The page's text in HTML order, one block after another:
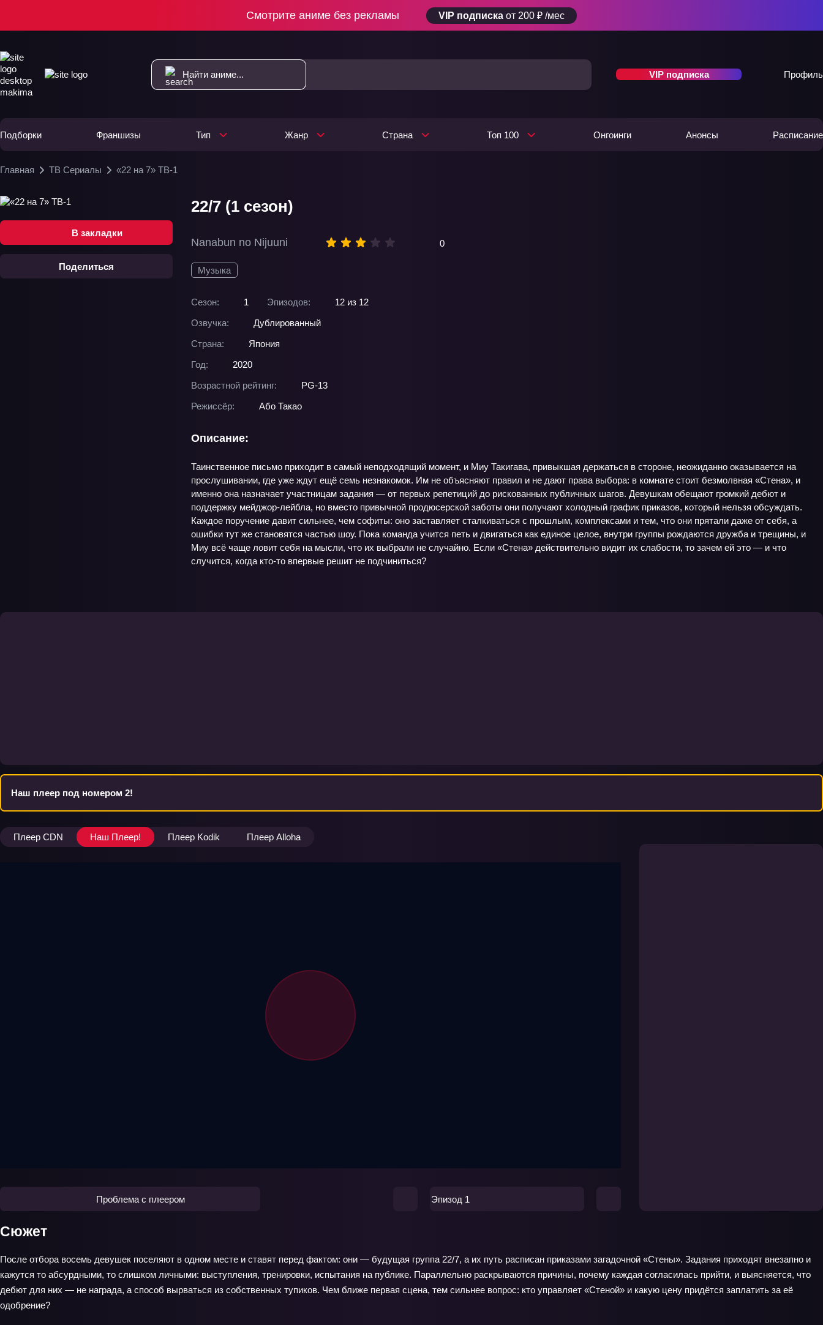
Смотрите аниме без рекламы VIP подписка от 200 ₽ /мес
VIP подписка Профиль
Подборки Франшизы Тип Жанр Страна Топ 100 Онгоинги Анонсы Расписание
Главная ТВ Сериалы «22 на 7» ТВ-1
В закладки
Поделиться
22/7 (1 сезон)
Nanabun no Nijuuni 0
Музыка
Сезон: 1 Эпизодов:
12 из 12
Озвучка:
Дублированный
Страна:
Япония
Год:
2020
Возрастной рейтинг:
PG-13
Режиссёр:
Або Такао
Описание:
Таинственное письмо приходит в самый неподходящий момент, и Миу Такигава, привыкшая держаться в стороне, неожиданно оказывается на
прослушивании, где уже ждут ещё семь незнакомок. Им не объясняют правил и не дают права выбора: в комнате стоит безмолвная «Стена», и
именно она назначает участницам задания — от первых репетиций до рискованных публичных шагов. Девушкам обещают громкий дебют и
поддержку мейджор‑лейбла, но вместо привычной продюсерской заботы они получают холодный график приказов, который нельзя обсуждать.
Каждое поручение давит сильнее, чем софиты: оно заставляет сталкиваться с прошлым, комплексами и тем, что они прятали даже от себя, а
ошибки тут же становятся частью шоу. Пока команда учится петь и двигаться как единое целое, внутри группы рождаются дружба и трещины, и
Миу всё чаще ловит себя на мысли, что их выбрали не случайно. Если «Стена» действительно видит их слабости, то зачем ей это — и что
случится, когда кто‑то впервые решит не подчиниться?
Наш плеер под номером 2!
Плеер CDN Наш Плеер! Плеер Kodik Плеер Alloha
Проблема с плеером Эпизод 1
Сюжет
После отбора восемь девушек поселяют в одном месте и ставят перед фактом: они — будущая группа 22/7, а их путь расписан приказами загадочной «Стены». Задания приходят внезапно и
кажутся то абсурдными, то слишком личными: выступления, тренировки, испытания на публике. Параллельно раскрываются причины, почему каждая согласилась прийти, и выясняется, что
дебют для них — не награда, а способ вырваться из собственных тупиков. Чем ближе первая сцена, тем сильнее вопрос: кто управляет «Стеной» и какую цену придётся заплатить за её
одобрение?